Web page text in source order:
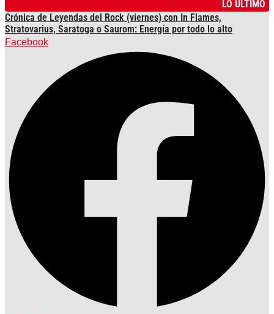
LO ÚLTIMO
Crónica de Leyendas del Rock (viernes) con In Flames,
Stratovarius, Saratoga o Saurom: Energía por todo lo alto
Facebook